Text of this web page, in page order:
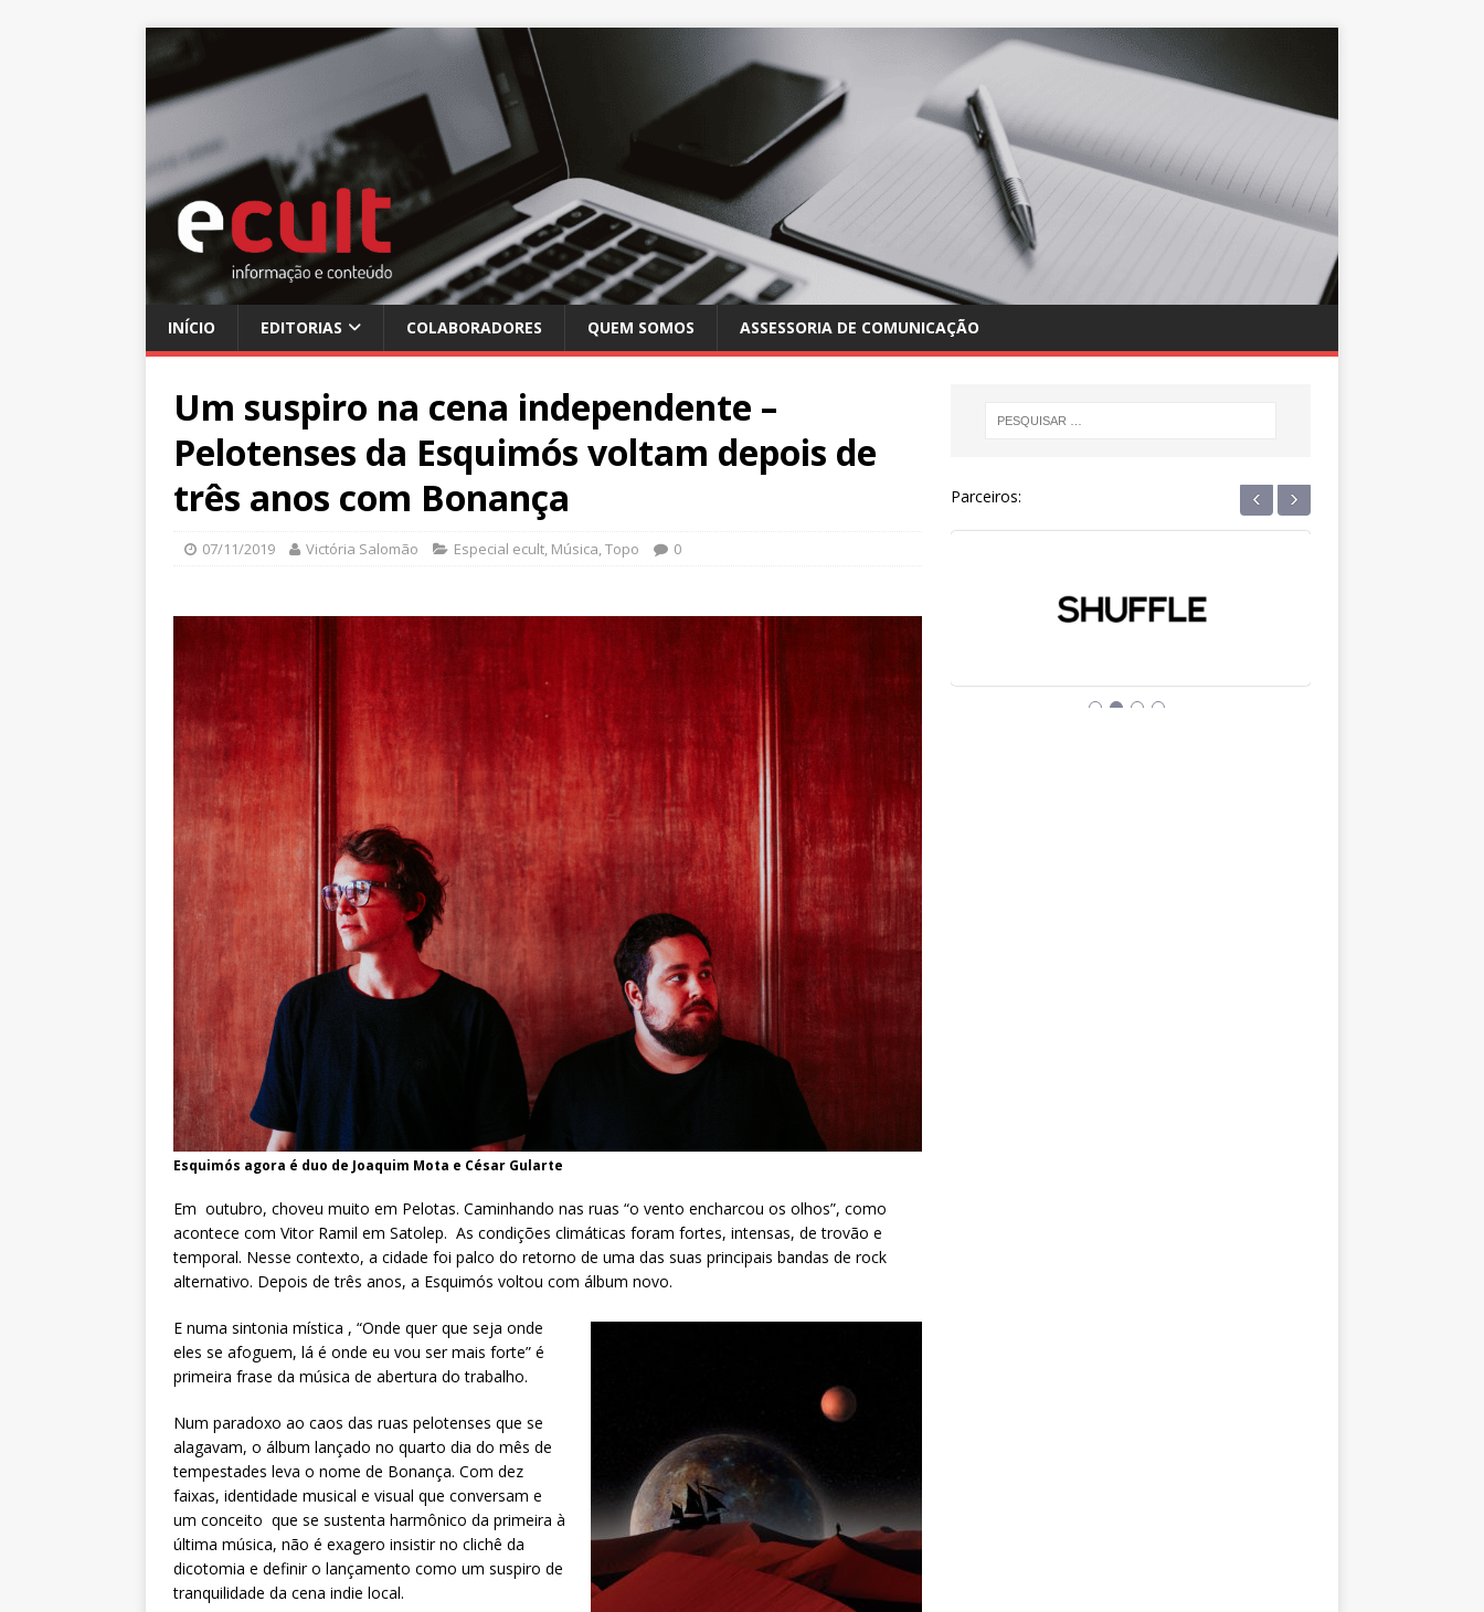
INÍCIO EDITORIAS COLABORADORES QUEM SOMOS ASSESSORIA DE COMUNICAÇÃO
Um suspiro na cena independente –
Pelotenses da Esquimós voltam depois de
três anos com Bonança
07/11/2019 Victória Salomão Especial ecult Música Topo 0
Esquimós agora é duo de Joaquim Mota e César Gularte
Em outubro, choveu muito em Pelotas. Caminhando nas ruas “o vento encharcou os olhos”, como
acontece com Vitor Ramil em Satolep. As condições climáticas foram fortes, intensas, de trovão e
temporal. Nesse contexto, a cidade foi palco do retorno de uma das suas principais bandas de rock
alternativo. Depois de três anos, a Esquimós voltou com álbum novo.
E numa sintonia mística , “Onde quer que seja onde
eles se afoguem, lá é onde eu vou ser mais forte” é
primeira frase da música de abertura do trabalho.
Num paradoxo ao caos das ruas pelotenses que se
alagavam, o álbum lançado no quarto dia do mês de
tempestades leva o nome de Bonança. Com dez
faixas, identidade musical e visual que conversam e
um conceito que se sustenta harmônico da primeira à
última música, não é exagero insistir no clichê da
dicotomia e definir o lançamento como um suspiro de
tranquilidade da cena indie local.
Parceiros: ‹ ›